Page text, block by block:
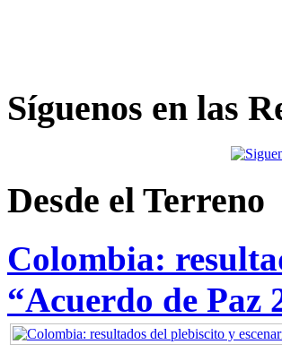
Síguenos en las
Desde el Terreno
Colombia:
“Acuerdo de Paz